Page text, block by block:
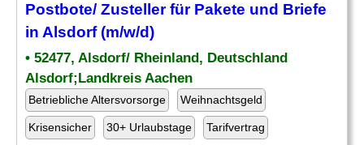
Postbote/ Zustellerfür Pakete und Briefe
in Alsdorf (m/w/d)
• 52477, Alsdorf/ Rheinland, Deutschland
Alsdorf;Landkreis Aachen
Betriebliche Altersvorsorge Weihnachtsgeld
Krisensicher 30+ Urlaubstage Tarifvertrag